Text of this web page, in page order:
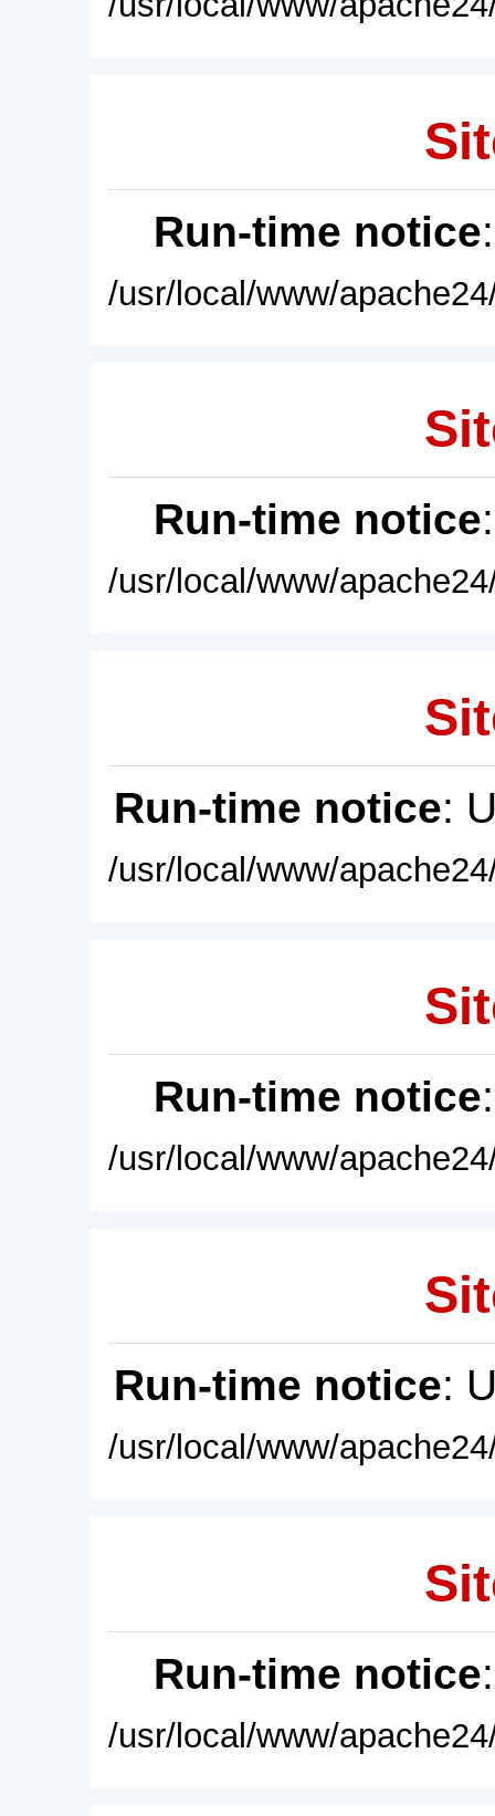
Run-time notice
/usr/local/www/
Run-time notice
/usr/local/www/
Run-time notice:
/usr/local/www/
Run-time notice
/usr/local/www/
Run-time notice:
/usr/local/www/
Run-time notice
/usr/local/www/